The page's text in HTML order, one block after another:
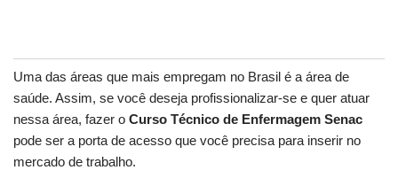
Uma das áreas que mais empregam no Brasil é a área de
saúde. Assim, se você deseja profissionalizar-se e quer atuar
nessa área, fazer o Curso Técnico de Enfermagem Senac
pode ser a porta de acesso que você precisa para inserir no
mercado de trabalho.